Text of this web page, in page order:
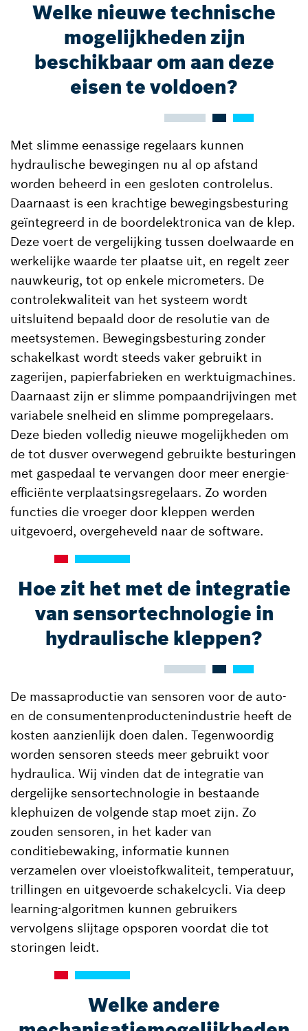
Welke nieuwe technische
mogelijkheden zijn
beschikbaar om aan deze
eisen te voldoen?
Met slimme eenassige regelaars kunnen
hydraulische bewegingen nu al op afstand
worden beheerd in een gesloten controlelus.
Daarnaast is een krachtige bewegingsbesturing
geïntegreerd in de boordelektronica van de klep.
Deze voert de vergelijking tussen doelwaarde en
werkelijke waarde ter plaatse uit, en regelt zeer
nauwkeurig, tot op enkele micrometers. De
controlekwaliteit van het systeem wordt
uitsluitend bepaald door de resolutie van de
meetsystemen. Bewegingsbesturing zonder
schakelkast wordt steeds vaker gebruikt in
zagerijen, papierfabrieken en werktuigmachines.
Daarnaast zijn er slimme pompaandrijvingen met
variabele snelheid en slimme pompregelaars.
Deze bieden volledig nieuwe mogelijkheden om
de tot dusver overwegend gebruikte besturingen
met gaspedaal te vervangen door meer energie-
efficiënte verplaatsingsregelaars. Zo worden
functies die vroeger door kleppen werden
uitgevoerd, overgeheveld naar de software.
Hoe zit het met de integratie
van sensortechnologie in
hydraulische kleppen?
De massaproductie van sensoren voor de auto-
en de consumentenproductenindustrie heeft de
kosten aanzienlijk doen dalen. Tegenwoordig
worden sensoren steeds meer gebruikt voor
hydraulica. Wij vinden dat de integratie van
dergelijke sensortechnologie in bestaande
klephuizen de volgende stap moet zijn. Zo
zouden sensoren, in het kader van
conditiebewaking, informatie kunnen
verzamelen over vloeistofkwaliteit, temperatuur,
trillingen en uitgevoerde schakelcycli. Via deep
learning-algoritmen kunnen gebruikers
vervolgens slijtage opsporen voordat die tot
storingen leidt.
Welke andere